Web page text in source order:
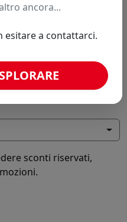
sconti riservati,
ancora...
esitare a contattarci.